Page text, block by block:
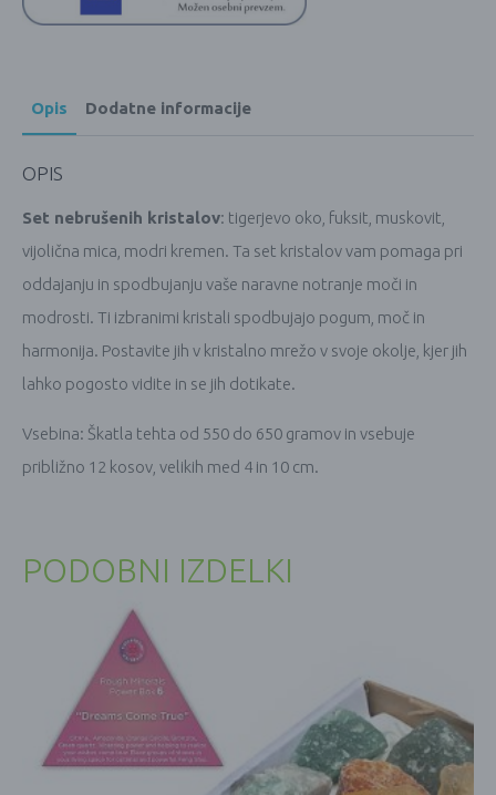
Opis Dodatne informacije
OPIS
Set nebrušenih kristalov: tigerjevo oko, fuksit, muskovit,
vijolična mica, modri kremen. Ta set kristalov vam pomaga pri
oddajanju in spodbujanju vaše naravne notranje moči in
modrosti. Ti izbranimi kristali spodbujajo pogum, moč in
harmonija. Postavite jih v kristalno mrežo v svoje okolje, kjer jih
lahko pogosto vidite in se jih dotikate.
Vsebina: Škatla tehta od 550 do 650 gramov in vsebuje
približno 12 kosov, velikih med 4 in 10 cm.
PODOBNI IZDELKI